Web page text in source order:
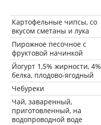
Картофельные чипсы, со
вкусом сметаны и лука
Пирожное песочное с
фруктовой начинкой
Йогурт 1,5% жирности, 4%
белка, плодово-ягодный
Чебуреки
Чай, заваренный,
приготовленный, на
водопроводной воде